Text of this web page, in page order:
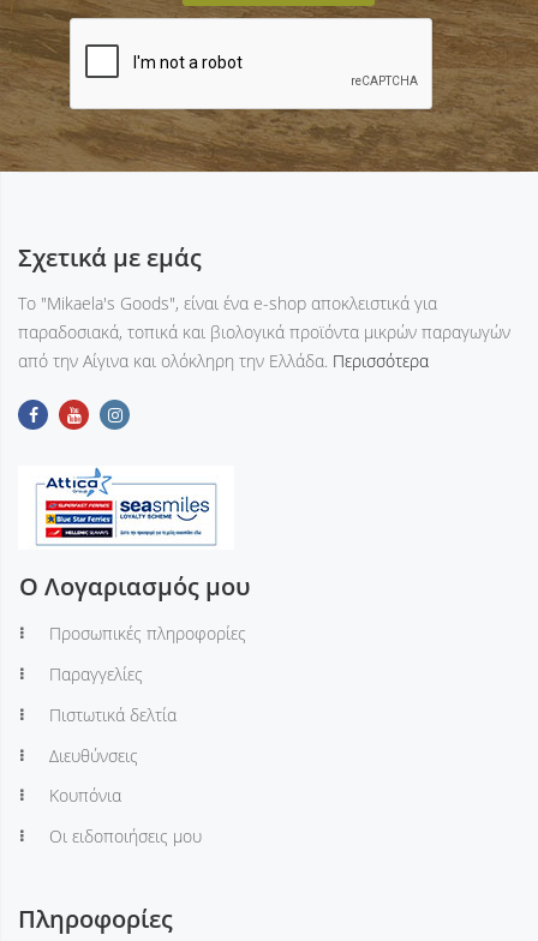
Σχετικά με εμάς
Tο "Mikaela's Goods", είναι ένα e-shop αποκλειστικά για
παραδοσιακά, τοπικά και βιολογικά προϊόντα μικρών παραγωγών
από την Αίγινα και ολόκληρη την Ελλάδα. Περισσότερα
Ο Λογαριασμός μου
Προσωπικές πληροφορίες
Παραγγελίες
Πιστωτικά δελτία
Διευθύνσεις
Κουπόνια
Οι ειδοποιήσεις μου
Πληροφορίες